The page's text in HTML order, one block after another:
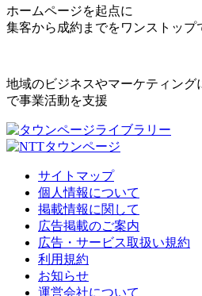
ホームページを起点に
集客から成約までをワンストップ
地域のビジネスやマーケティング
で事業活動を支援
サイトマップ
個人情報について
掲載情報に関して
広告掲載のご案内
広告・サービス取扱い規約
利用規約
お知らせ
運営会社について